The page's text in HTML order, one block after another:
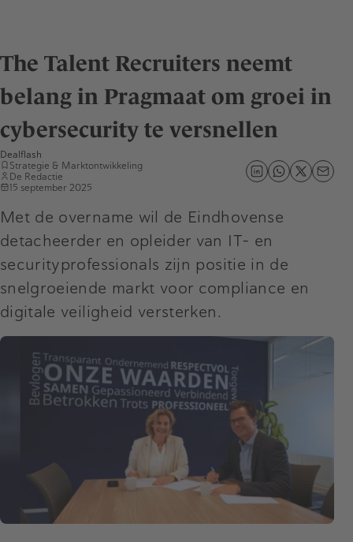
The Talent Recruiters neemt
belang in Pragmaat om groei in
cybersecurity te versnellen
Dealflash
Strategie & Marktontwikkeling
De Redactie
15 september 2025
Met de overname wil de Eindhovense
detacheerder en opleider van IT- en
securityprofessionals zijn positie in de
snelgroeiende markt voor compliance en
digitale veiligheid versterken.